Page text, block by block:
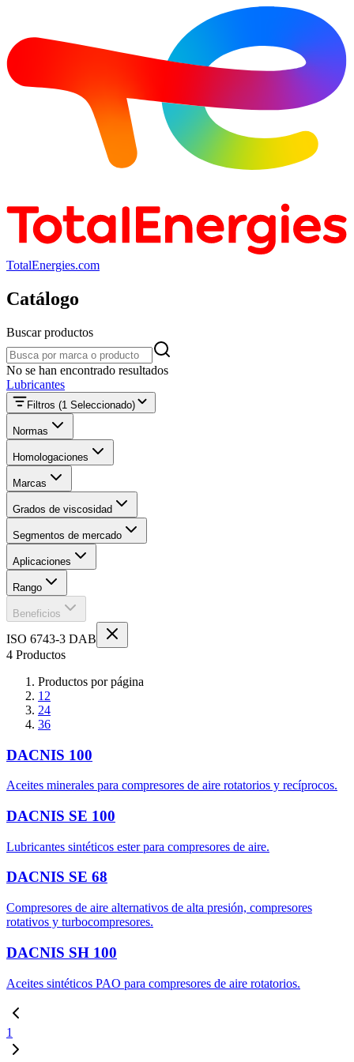
TotalEnergies.com
Catálogo
Buscar productos
Buscar productos
No se han encontrado resultados
Lubricantes
Filtros (1 Seleccionado)
Normas
Homologaciones
Marcas
Grados de viscosidad
Segmentos de mercado
Aplicaciones
Rango
Beneficios
ISO 6743-3 DAB
4 Productos
Productos por página
12
24
36
DACNIS 100
Aceites minerales para compresores de aire rotatorios y recíprocos.
DACNIS SE 100
Lubricantes sintéticos ester para compresores de aire.
DACNIS SE 68
Compresores de aire alternativos de alta presión, compresores
rotativos y turbocompresores.
DACNIS SH 100
Aceites sintéticos PAO para compresores de aire rotatorios.
1